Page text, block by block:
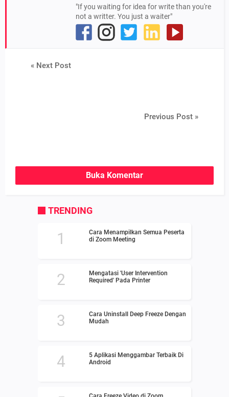
"If you waiting for idea for write than you're
not a writter. You just a waiter"
« Next Post
Previous Post »
Buka Komentar
TRENDING
Cara Menampilkan Semua Peserta
di Zoom Meeting
Mengatasi 'User Intervention
Required' Pada Printer
Cara Uninstall Deep Freeze Dengan
Mudah
5 Aplikasi Menggambar Terbaik Di
Android